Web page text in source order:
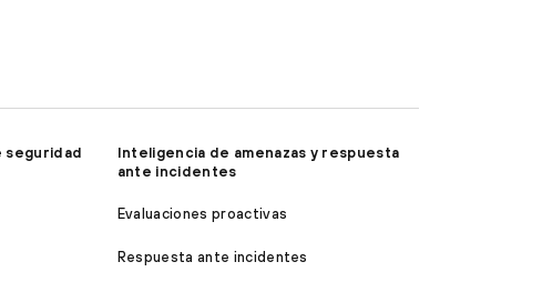
seguridad
Inteligencia de amenazas y respuesta
ante incidentes
Evaluaciones proactivas
Respuesta ante incidentes